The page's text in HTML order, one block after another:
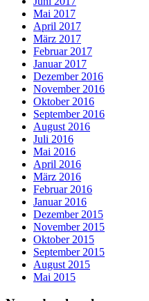
Mai 2017
April 2017
März 2017
Februar 2017
Januar 2017
Dezember 2016
November 2016
Oktober 2016
September 2016
August 2016
Juli 2016
Mai 2016
April 2016
März 2016
Februar 2016
Januar 2016
Dezember 2015
November 2015
Oktober 2015
September 2015
August 2015
Mai 2015